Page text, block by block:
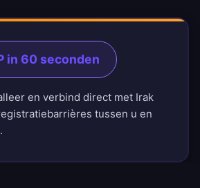
in 60 seconden
en verbind direct met Irak
tussen u en